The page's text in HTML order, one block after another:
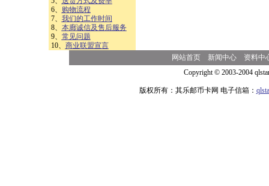
6、
购物流程
7、 我们的工作时间
8、 本廊诚信及售后服务
9、 常见问题
10、 商业联盟宣言
网站首页 新闻中心
资料中
Copyright © 2003-2004
版权所有：其乐邮币卡网 电子信箱：